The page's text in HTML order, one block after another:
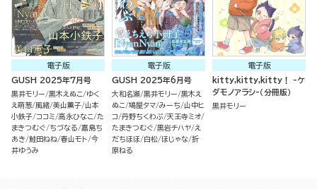
電子版
GUSH 2025年7月号
黒井モリー 黒木えぬこ
ゆく
え萌葱 風緒 美山薫子 山本
小鉄子 ココミ 高永ひなこ た
まきつむぐ
ちづなる 嘉島ち
あき 鮭田ねね 春山モト 今
井ゆうみ
電子版
GUSH 2025年6月号
大和名瀬 黒井モリー 黒木え
ぬこ 鳩屋タマ みーち
山中ヒ
コ 丹野ちくわぶ 天王寺ミオ
たまきつむぐ 黒岩チハヤ え
だちほほ
白松 ほじゃな 折
原ねる
電子版
kitty,kitty,kitty！ -ケ
ダモノアラシ-（分冊版）
黒井モリー